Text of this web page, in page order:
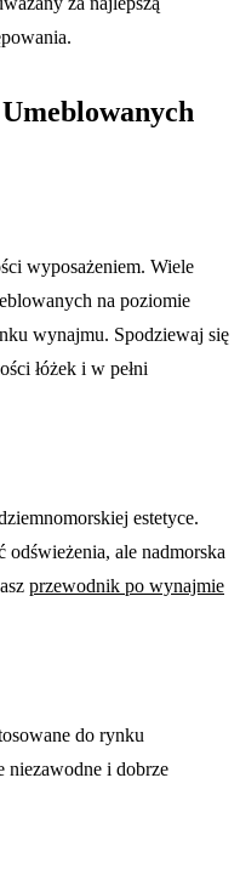
wyposażeniem. Wiele
na poziomie
wynajmu. Spodziewaj się
łóżek i w pełni
estetyce.
odświeżenia, ale nadmorska
przewodnik po wynajmie
do rynku
niezawodne i dobrze